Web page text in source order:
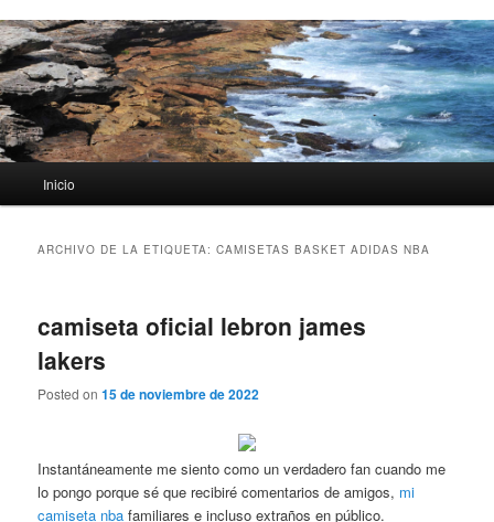
principal
Inicio
ARCHIVO DE LA ETIQUETA:CAMISETAS BASKET ADIDAS NBA
camiseta oficial lebron james
lakers
Posted on15 de noviembre de 2022
Instantáneamente me siento como un verdadero fan cuando me
lo pongo porque sé que recibiré comentarios de amigos, mi
camiseta nba familiares e incluso extraños en público.